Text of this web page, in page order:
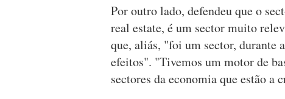
Por outro lado, defendeu que o
real estate, é um sector muito
que, aliás, "foi um sector, durante
efeitos". "Tivemos um motor de
sectores da economia que estão a